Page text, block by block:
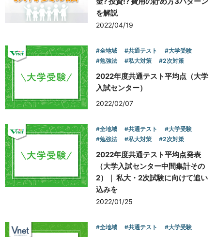
を解説
2022/04/19
#全地域 #共通テスト
#大学受験
#勉強法
#私大対策 #2次対策
2022年度共通テスト平均点（大学
入試センター）
2022/02/07
#全地域 #共通テスト
#大学受験
#勉強法
#私大対策 #2次対策
2022年度共通テスト平均点発表
（大学入試センター中間集計その
2）｜ 私大・2次試験に向けて追い
込みを
2022/01/25
#全地域 #共通テスト #大学受験